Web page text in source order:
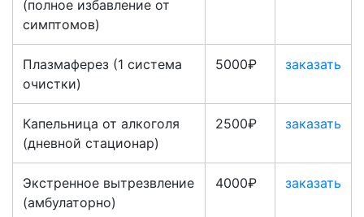
(полное избавление от
симптомов)
Плазмаферез (1 система
очистки)
5000₽ заказать
Капельница от алкоголя
(дневной стационар)
2500₽ заказать
Экстренное вытрезвление
(амбулаторно)
4000₽ заказать